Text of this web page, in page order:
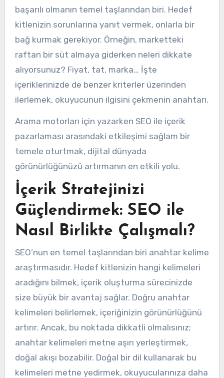
başarılı olmanın temel taşlarından biri. Hedef
kitlenizin sorunlarına yanıt vermek, onlarla bir
bağ kurmak gerekiyor. Örneğin, marketteki
raftan bir süt almaya giderken neleri dikkate
alıyorsunuz? Fiyat, tat, marka… İşte
içeriklerinizde de benzer kriterler üzerinden
ilerlemek, okuyucunun ilgisini çekmenin anahtarı.
Arama motorları için yazarken SEO ile içerik
pazarlaması arasındaki etkileşimi sağlam bir
temele oturtmak, dijital dünyada
görünürlüğünüzü artırmanın en etkili yolu.
İçerik Stratejinizi
Güçlendirmek: SEO ile
Nasıl Birlikte Çalışmalı?
SEO’nun en temel taşlarından biri anahtar kelime
araştırmasıdır. Hedef kitlenizin hangi kelimeleri
aradığını bilmek, içerik oluşturma sürecinizde
size büyük bir avantaj sağlar. Doğru anahtar
kelimeleri belirlemek, içeriğinizin görünürlüğünü
artırır. Ancak, bu noktada dikkatli olmalısınız;
anahtar kelimeleri metne aşırı yerleştirmek,
doğal akışı bozabilir. Doğal bir dil kullanarak bu
kelimeleri metne yedirmek, okuyucularınıza daha